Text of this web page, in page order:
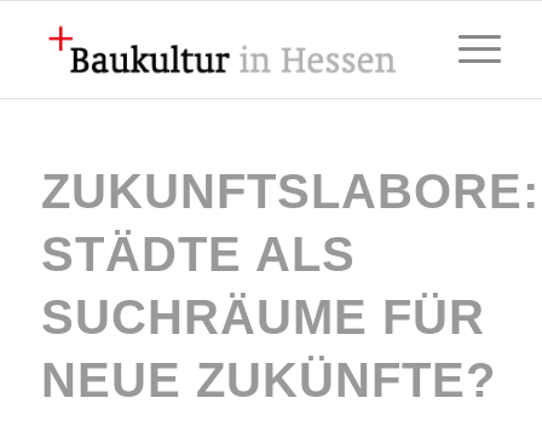
ZUKUNFTSLABORE:
STÄDTE ALS
SUCHRÄUME FÜR
NEUE ZUKÜNFTE?